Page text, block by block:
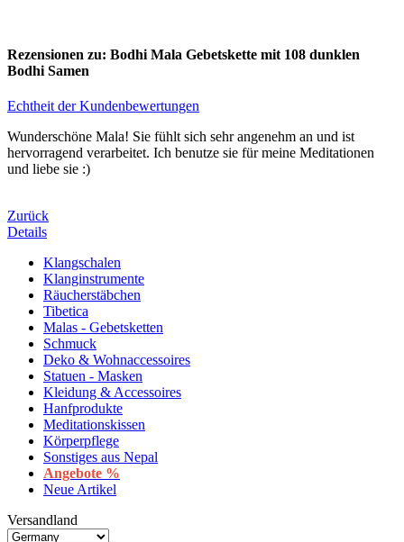
Rezensionen zu: Bodhi Mala Gebetskette mit 108 dunklen
Bodhi Samen
Echtheit der Kundenbewertungen
Wunderschöne Mala! Sie fühlt sich sehr angenehm an und ist
hervorragend verarbeitet. Ich benutze sie für meine Meditationen
und liebe sie :)
Zurück
Details
Klangschalen
Klanginstrumente
Räucherstäbchen
Tibetica
Malas - Gebetsketten
Schmuck
Deko & Wohnaccessoires
Statuen - Masken
Kleidung & Accessoires
Hanfprodukte
Meditationskissen
Körperpflege
Sonstiges aus Nepal
Angebote %
Neue Artikel
Versandland